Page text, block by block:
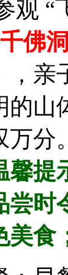
观 “
佛洞
，亲
的山
万分
馨
尝时
美食